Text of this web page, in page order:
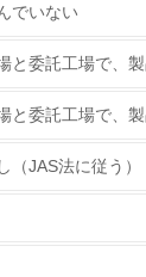
を行っている
化学物
・水・土壌）へ
でいない
と委託工場で、
と委託工場で、
（JAS法に従う）